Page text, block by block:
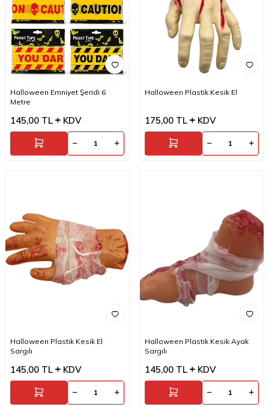
Halloween Emniyet Şeridi 6
Metre
145,00 TL KDV
Halloween Plastik Kesik El
175,00 TL KDV
Halloween Plastik Kesik El
Sargılı
145,00 TL KDV
Halloween Plastik Kesik Ayak
Sargılı
145,00 TL KDV